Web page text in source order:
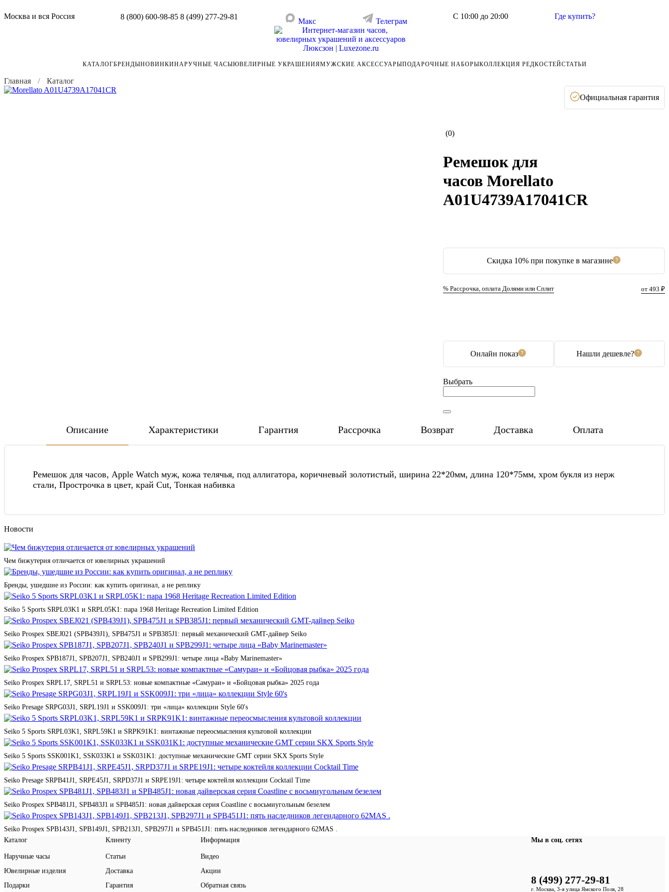
Москва и вся Россия 8 (800) 600-98-85 8 (499) 277-29-81
Макс Телеграм
С 10:00 до 20:00 Где купить?
КАТАЛОГБРЕНДЫНОВИНКИНАРУЧНЫЕ ЧАСЫЮВЕЛИРНЫЕ УКРАШЕНИЯМУЖСКИЕ АКСЕССУАРЫПОДАРОЧНЫЕ НАБОРЫКОЛЛЕКЦИЯ РЕДКОСТЕЙСТАТЬИ
Главная
Каталог
Официальная гарантия
(0)
Скидка 10% при покупке в магазине
% Рассрочка, оплата Долями или Сплит от 493 ₽
Ремешок для
часов Morellato
A01U4739A17041CR
Онлайн показ Нашли дешевле?
Выбрать
Описание Характеристики Гарантия Рассрочка Возврат Доставка Оплата
Ремешок для часов, Apple Watch муж, кожа телячья, под аллигатора, коричневый золотистый, ширина 22*20мм, длина 120*75мм, хром букля из нерж
стали, Прострочка в цвет, край Cut, Тонкая набивка
Новости
Чем бижутерия отличается от ювелирных украшений
Бренды, ушедшие из России: как купить оригинал, а не реплику
Seiko 5 Sports SRPL03K1 и SRPL05K1: пара 1968 Heritage Recreation Limited Edition
Seiko Prospex SBEJ021 (SPB439J1), SPB475J1 и SPB385J1: первый механический GMT-дайвер Seiko
Seiko Prospex SPB187J1, SPB207J1, SPB240J1 и SPB299J1: четыре лица «Baby Marinemaster»
Seiko Prospex SRPL17, SRPL51 и SRPL53: новые компактные «Самураи» и «Бойцовая рыбка» 2025 года
Seiko Presage SRPG03J1, SRPL19J1 и SSK009J1: три «лица» коллекции Style 60's
Seiko 5 Sports SRPL03K1, SRPL59K1 и SRPK91K1: винтажные переосмысления культовой коллекции
Seiko 5 Sports SSK001K1, SSK033K1 и SSK031K1: доступные механические GMT серии SKX Sports Style
Seiko Presage SRPB41J1, SRPE45J1, SRPD37J1 и SRPE19J1: четыре коктейля коллекции Cocktail Time
Seiko Prospex SPB481J1, SPB483J1 и SPB485J1: новая дайверская серия Coastline с восьмиугольным безелем
Seiko Prospex SPB143J1, SPB149J1, SPB213J1, SPB297J1 и SPB451J1: пять наследников легендарного 62MAS .
Каталог
Наручные часы
Ювелирные изделия
Подарки
Клиенту
Статьи
Доставка
Гарантия
Информация
Видео
Акции
Обратная связь
Мы в соц. сетях
8 (499) 277-29-81
г. Москва, 3-я улица Ямского Поля, 28